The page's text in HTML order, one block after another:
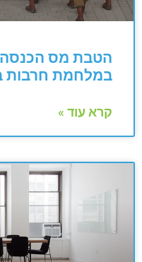
הטבת מס הכנסה
במלחמת חרבות
קרא עוד »